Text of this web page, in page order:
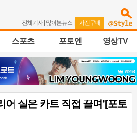
전체기사| 많이본뉴스 | 사진구매
스포츠 포토엔 영상TV
어 실은 카트 직접 끌며’[포토